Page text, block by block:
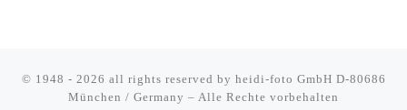
© 1948 - 2026 all rights reserved by heidi-foto GmbH D-80686
München / Germany – Alle Rechte vorbehalten